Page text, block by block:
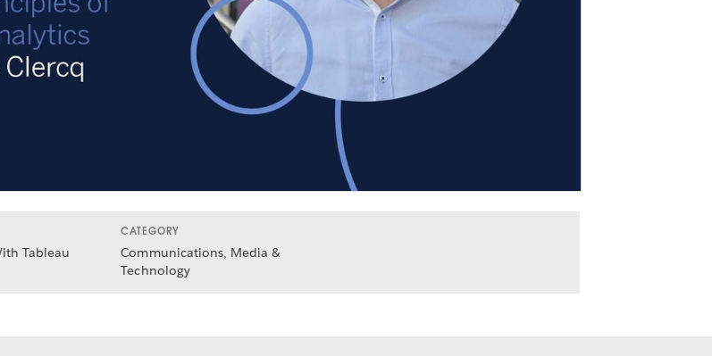
Tableau
CATEGORY
Communications, Media &
Technology